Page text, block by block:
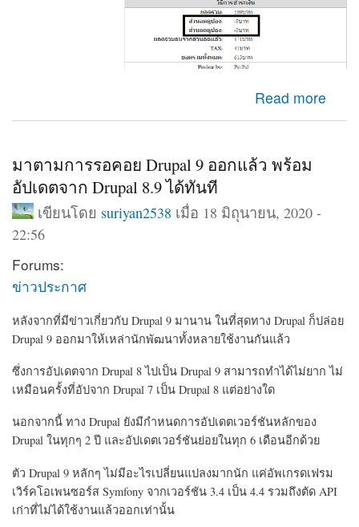
Read more
about Check out Ubercart ระบบไปคำนวนส่วนลดสองครั้ง
มาตามการรอคอย Drupal 9 ออกแล้ว พร้อม
อัปเดตจาก Drupal 8.9 ได้ทันที
เขียนโดย suriyan2538 เมื่อ 18 มิถุนายน, 2020 -
22:56
Forums:
ข่าวประกาศ
หลังจากที่มีข่าวเกี่ยวกับ Drupal 9 มานาน ในที่สุดทาง Drupal ก็ปล่อย
Drupal 9 ออกมาให้เหล่านักพัฒนาทั้งหลายใช้งานกันแล้ว
ซึ่งการอัปเดตจาก Drupal 8 ไปเป็น Drupal 9 สามารถทำได้ไม่ยาก ไม่
เหมือนครั้งที่อัปจาก Drupal 7 เป็น Drupal 8 แต่อย่างใด
นอกจากนี้ ทาง Drupal ยังมีกำหนดการอัปเดตเวอร์ชันหลักของ
Drupal ในทุกๆ 2 ปี และอัปเดตเวอร์ชันย่อยในทุก 6 เดือนอีกด้วย
ตัว Drupal 9 หลักๆ ไม่มีอะไรเปลี่ยนแปลงมากนัก แค่อัพเกรดเฟรม
เวิร์คโอเพนซอร์ส Symfony จากเวอร์ชัน 3.4 เป็น 4.4 รวมถึงตัด API
เก่าที่ไม่ได้ใช้งานแล้วออกเท่านั้น